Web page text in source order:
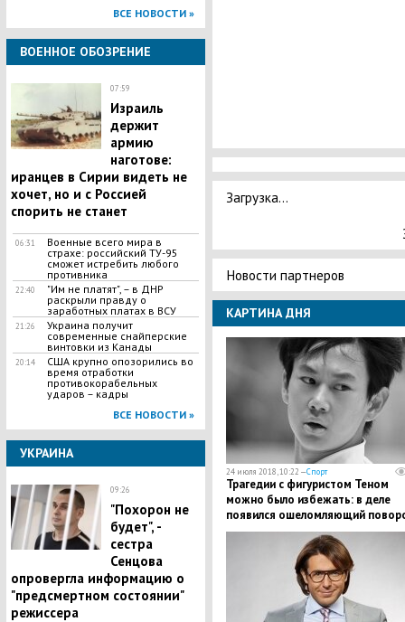
ВСЕ НОВОСТИ »
ВОЕННОЕ ОБОЗРЕНИЕ
07:59
​Израиль
держит
армию
наготове:
иранцев в Сирии видеть не
хочет, но и с Россией
спорить не станет
06:31
Военные всего мира в
страхе: российский ТУ-95
сможет истребить любого
противника
22:40
"Им не платят", – в ДНР
раскрыли правду о
заработных платах в ВСУ
21:26
Украина получит
современные снайперские
винтовки из Канады
20:14
США крупно опозорились во
время отработки
противокорабельных
ударов – кадры
ВСЕ НОВОСТИ »
УКРАИНА
09:26
"Похорон не
будет", -
сестра
Сенцова
опровергла информацию о
"предсмертном состоянии"
режиссера
Загрузка...
Новости партнеров
КАРТИНА ДНЯ
24 июля 2018, 10:22 —Спорт
Трагедии с фигуристом Теном
можно было избежать: в деле
появился ошеломляющий